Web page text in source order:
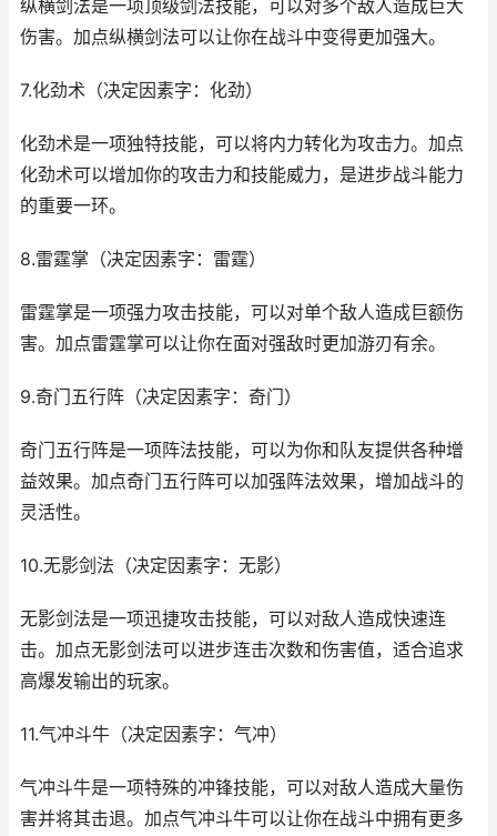
纵横剑法是一项顶级剑法技能，可以对多个敌人造成巨大
伤害。加点纵横剑法可以让你在战斗中变得更加强大。
7.化劲术（决定因素字：化劲）
化劲术是一项独特技能，可以将内力转化为攻击力。加点
化劲术可以增加你的攻击力和技能威力，是进步战斗能力
的重要一环。
8.雷霆掌（决定因素字：雷霆）
雷霆掌是一项强力攻击技能，可以对单个敌人造成巨额伤
害。加点雷霆掌可以让你在面对强敌时更加游刃有余。
9.奇门五行阵（决定因素字：奇门）
奇门五行阵是一项阵法技能，可以为你和队友提供各种增
益效果。加点奇门五行阵可以加强阵法效果，增加战斗的
灵活性。
10.无影剑法（决定因素字：无影）
无影剑法是一项迅捷攻击技能，可以对敌人造成快速连
击。加点无影剑法可以进步连击次数和伤害值，适合追求
高爆发输出的玩家。
11.气冲斗牛（决定因素字：气冲）
气冲斗牛是一项特殊的冲锋技能，可以对敌人造成大量伤
害并将其击退。加点气冲斗牛可以让你在战斗中拥有更多